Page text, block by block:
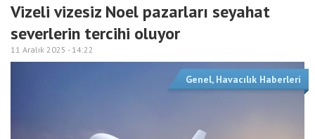
Vizeli vizesiz Noel pazarları seyahat
severlerin tercihi oluyor
11 Aralık 2025 - 14:22
Genel, Havacılık Haberleri